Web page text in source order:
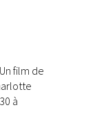
film de
à